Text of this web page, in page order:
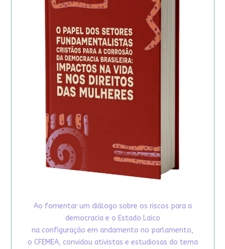
Ao fomentar um diálogo sobre os riscos para a
democracia e o Estado Laico
na configuração em andamento no parlamento,
o CFEMEA, convidou ativistas e estudiosas do tema